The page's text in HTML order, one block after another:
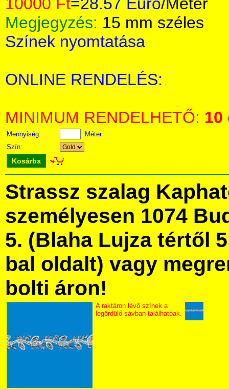
Megjegyzés: 15 mm széles
Színek nyomtatása
ONLINE RENDELÉS:
MINIMUM RENDELHETŐ: 10
Mennyiség:
Méter
Szín:
Kosárba
Strassz szalag
személyesen 1074
5. (Blaha Lujza tértől
bal oldalt) vagy
bolti áron!
A raktáron lévő színek a
legördülő sávban találhatóak.